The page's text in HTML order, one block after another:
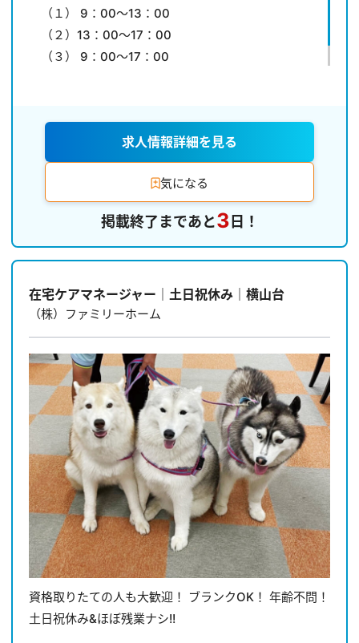
（１） 9：00～13：00
（２）13：00～17：00
（３） 9：00～17：00
求人情報詳細を見る
気になる
掲載終了まであと3 日！
在宅ケアマネージャー｜土日祝休み｜横山台
（株）ファミリーホーム
資格取りたての人も大歓迎！ ブランクOK！ 年齢不問！
土日祝休み&ほぼ残業ナシ!!